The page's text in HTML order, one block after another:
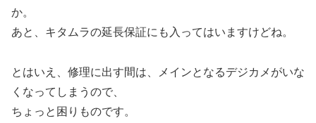
か。
あと、キタムラの延長保証にも入ってはいますけどね。
とはいえ、修理に出す間は、メインとなるデジカメがいな
くなってしまうので、
ちょっと困りものです。